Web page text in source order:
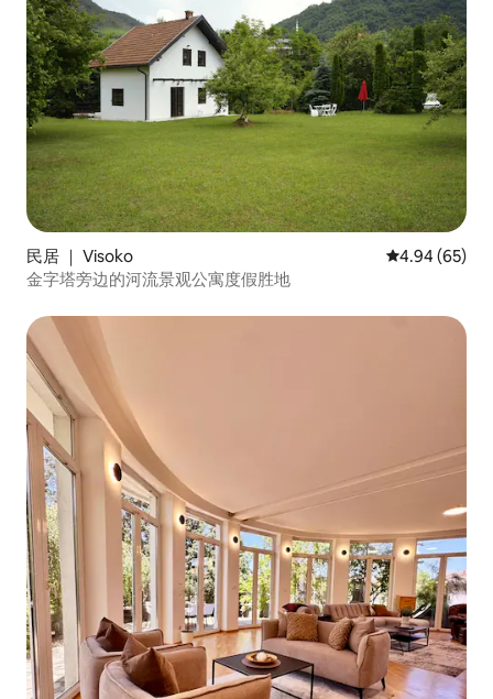
民居 ｜ Visoko 平均评分 4.94
4.94 (65)
金字塔旁边的河流景观公寓度假胜地